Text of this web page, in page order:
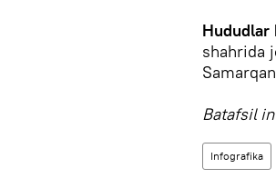
Hududlar
shahrida
Batafsil
Infografika